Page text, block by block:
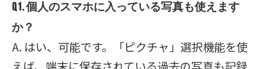
Q1. 個人のスマホに入っている写真も使えます
か？
A. はい、可能です。「ピクチャ」選択機能を使